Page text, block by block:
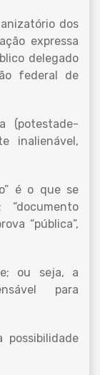
dos
expressa
delegado
federal de
(potestade-
inalienável,
é o que se
“pública”,
ou seja, a
para
possibilidade